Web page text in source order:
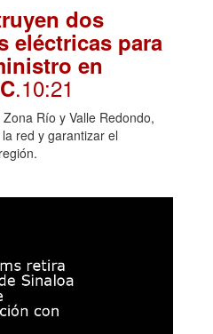
dos
eléctricas para
en
.10:21
Río y Valle Redondo,
red y garantizar el